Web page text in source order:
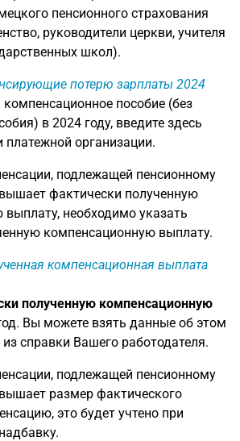
пенсионного страхования
руководители церкви, учителя
школ).
потерю зарплаты 2024
пособие (без
в 2024 году, введите здесь
организации.
подлежащей пенсионному
фактически полученную
необходимо указать
компенсационную выплату.
компенсационная выплата
полученную компенсационную
Вы можете взять данные об этом
справки Вашего работодателя.
подлежащей пенсионному
размер фактического
это будет учтено при